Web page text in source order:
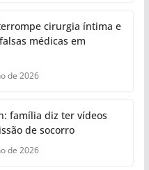
cirurgia íntima e
médicas em
de 2026
família diz ter vídeos
de socorro
de 2026